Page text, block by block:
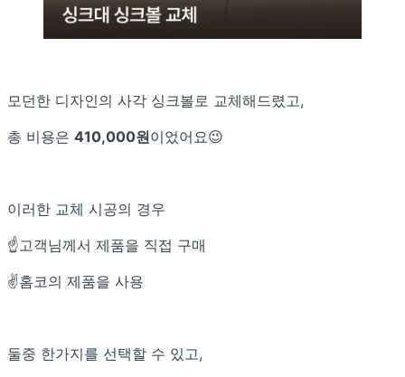
모던한 디자인의 사각 싱크볼로 교체해드렸고,
총 비용은 410,000원이었어요😉
이러한 교체 시공의 경우
☝️고객님께서 제품을 직접 구매
✌️홈코의 제품을 사용
둘중 한가지를 선택할 수 있고,